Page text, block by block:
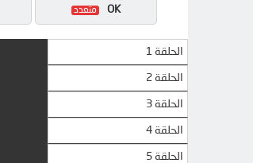
OK
الحلقة 1
الحلقة 2
الحلقة 3
الحلقة 4
الحلقة 5